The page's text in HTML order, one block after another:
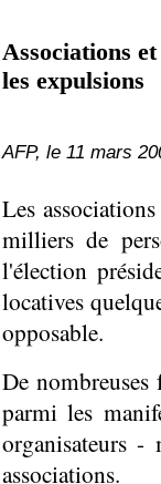
Associations
les expulsions
AFP, le 11 mars
Les
milliers de
l'élection
locatives
opposable.
De nombreuses
parmi les
organisateurs
associations.